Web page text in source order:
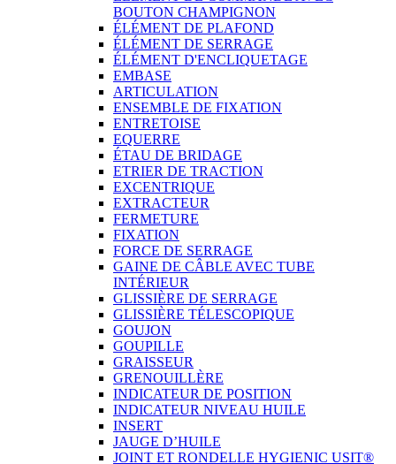
BOUTON CHAMPIGNON
ÉLÉMENT DE PLAFOND
ÉLÉMENT DE SERRAGE
ÉLÉMENT D'ENCLIQUETAGE
EMBASE
ARTICULATION
ENSEMBLE DE FIXATION
ENTRETOISE
EQUERRE
ÉTAU DE BRIDAGE
ETRIER DE TRACTION
EXCENTRIQUE
EXTRACTEUR
FERMETURE
FIXATION
FORCE DE SERRAGE
GAINE DE CÂBLE AVEC TUBE
INTÉRIEUR
GLISSIÈRE DE SERRAGE
GLISSIÈRE TÉLESCOPIQUE
GOUJON
GOUPILLE
GRAISSEUR
GRENOUILLÈRE
INDICATEUR DE POSITION
INDICATEUR NIVEAU HUILE
INSERT
JAUGE D’HUILE
JOINT ET RONDELLE HYGIENIC USIT®